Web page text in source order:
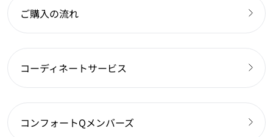
ご購入の流れ
コーディネートサービス
コンフォートQメンバーズ